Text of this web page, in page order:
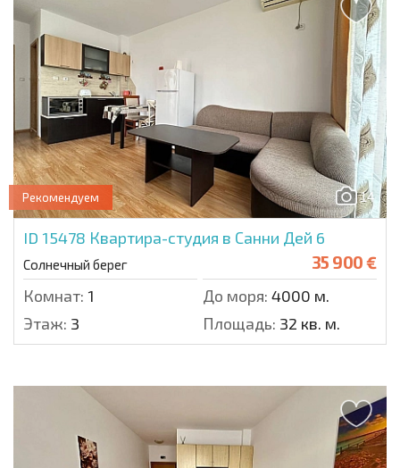
14
Рекомендуем
ID 15478 Квартира-студия в Санни Дей 6
Солнечный берег 35 900 €
Комнат: 1 До моря: 4000 м.
Этаж: 3 Площадь: 32 кв. м.